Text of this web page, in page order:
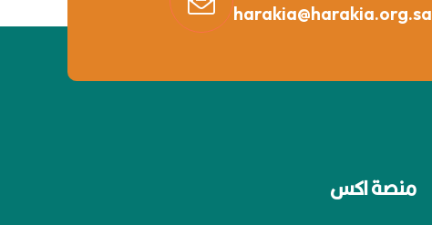
harakia@harakia.org.sa
منصة اكس